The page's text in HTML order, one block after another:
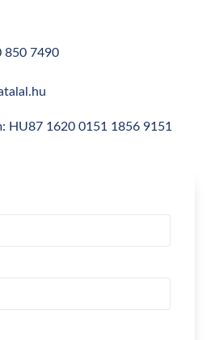
850 7490
HU87 1620 0151 1856 9151